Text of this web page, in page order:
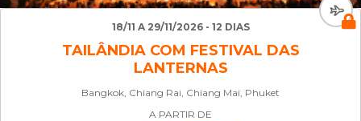
18/11 A 29/11/2026 - 12 DIAS
TAILÂNDIA COM FESTIVAL DAS
LANTERNAS
Bangkok, Chiang Rai, Chiang Mai, Phuket
A PARTIR DE